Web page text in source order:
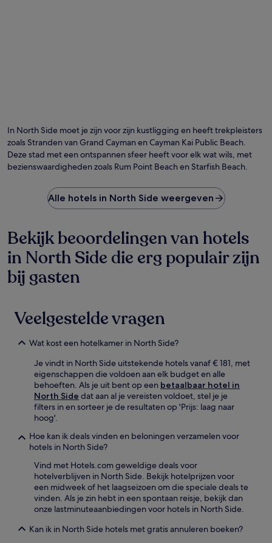
In North Side moet je zijn voor zijn kustligging en heeft trekpleisters
zoals Stranden van Grand Cayman en Cayman Kai Public Beach.
Deze stad met een ontspannen sfeer heeft voor elk wat wils, met
bezienswaardigheden zoals Rum Point Beach en Starfish Beach.
Alle hotels in North Side weergeven
Bekijk beoordelingen van hotels
in North Side die erg populair zijn
bij gasten
Veelgestelde vragen
Wat kost een hotelkamer in North Side?
Je vindt in North Side uitstekende hotels vanaf € 181, met
eigenschappen die voldoen aan elk budget en alle
behoeften. Als je uit bent op een betaalbaar hotel in
North Side dat aan al je vereisten voldoet, stel je je
filters in en sorteer je de resultaten op 'Prijs: laag naar
hoog'.
Hoe kan ik deals vinden en beloningen verzamelen voor
hotels in North Side?
Vind met Hotels.com geweldige deals voor
hotelverblijven in North Side. Bekijk hotelprijzen voor
een midweek of het laagseizoen om die speciale deals te
vinden. Als je zin hebt in een spontaan reisje, bekijk dan
onze lastminuteaanbiedingen voor hotels in North Side.
Kan ik in North Side hotels met gratis annuleren boeken?